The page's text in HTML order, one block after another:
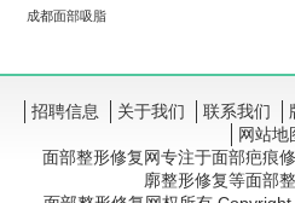
成都面部吸脂
招聘信息 关于我们 联系我们
网站地
面部整形修复网专注于面部疤痕
廓整形修复等面部